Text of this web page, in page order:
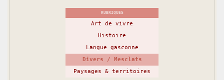
moi (et bien d'autres) se sont éloignés de
l'occitanisme et de ses dogmes, et
pourquoi elles dénoncent aujourd'hui nombre
d'affirmations avancées comme des
vérités par ce mouvement, je crois que ces
quelques exemples sont plus parlant
RUBRIQUES
Art de vivre
Histoire
Langue gasconne
Divers / Mesclats
Paysages & territoires